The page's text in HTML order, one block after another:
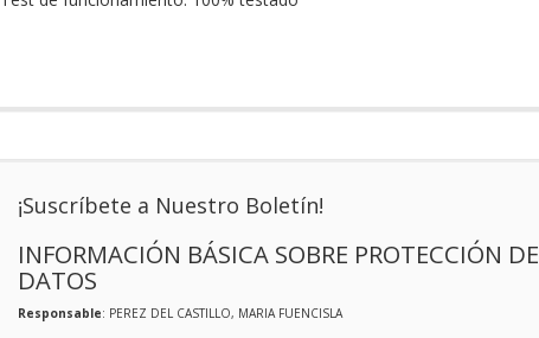
¡Suscríbete a Nuestro Boletín!
INFORMACIÓN BÁSICA SOBRE PROTECCIÓN DE
DATOS
Responsable: PEREZ DEL CASTILLO, MARIA FUENCISLA